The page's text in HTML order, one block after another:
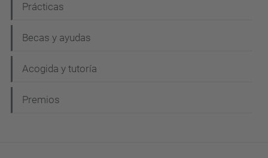
Prácticas
Becas y ayudas
Acogida y tutoría
Premios